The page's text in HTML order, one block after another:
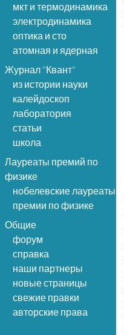
мкт и термодинамика
электродинамика
оптика и сто
атомная и ядерная
Журнал "Квант"
из истории науки
калейдоскоп
лаборатория
статьи
школа
Лауреаты премий по
физике
нобелевские лауреаты
премии по физике
Общие
форум
справка
наши партнеры
новые страницы
свежие правки
авторские права